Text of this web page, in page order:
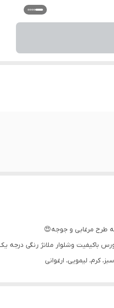
طرح مرغابی و جوجه😍
باکیفیت وشلوار ملانژ رنگی درجه
کرم، لیمویی، ارغوانی